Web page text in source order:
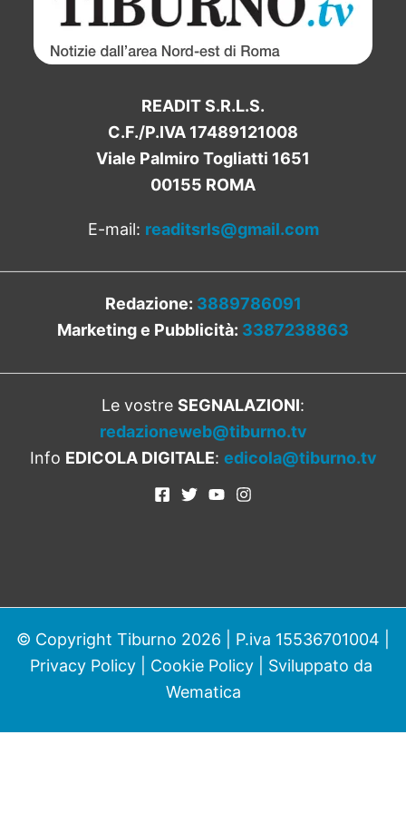
READIT S.R.L.S.
C.F./P.IVA 17489121008
Viale Palmiro Togliatti 1651
00155 ROMA
E-mail: readitsrls@gmail.com
Redazione: 3889786091
Marketing e Pubblicità: 3387238863
Le vostre SEGNALAZIONI:
redazioneweb@tiburno.tv
Info EDICOLA DIGITALE: edicola@tiburno.tv
© Copyright Tiburno 2026 | P.iva 15536701004 |
Privacy Policy| Cookie Policy| Sviluppato da
Wematica